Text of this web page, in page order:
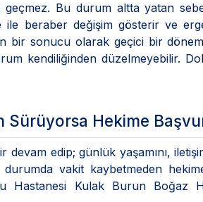
Bu durum altta yatan
ile beraber değişim gösterir ve
bir sonucu olarak geçici bir
kendiliğinden düzelmeyebilir.
Hekime
edip; günlük yaşamını,
vakit kaybetmeden
Hastanesi Kulak Burun Boğaz